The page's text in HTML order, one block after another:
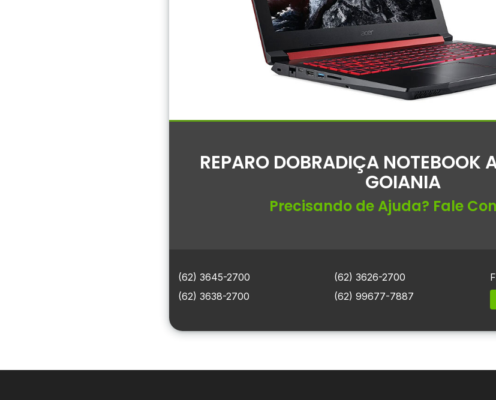
REPARO DOBRADIÇA NOTEBOOK
GOIANIA
Precisando de Ajuda? Fale
(62) 3645-2700
(62) 3638-2700
(62) 3626-2700
(62) 99677-7887